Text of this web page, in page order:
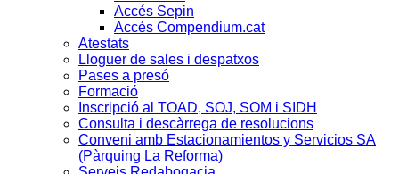
Accés Sepin
Accés Compendium.cat
Atestats
Lloguer de sales i despatxos
Pases a presó
Formació
Inscripció al TOAD, SOJ, SOM i SIDH
Consulta i descàrrega de resolucions
Conveni amb Estacionamientos y Servicios SA
(Pàrquing La Reforma)